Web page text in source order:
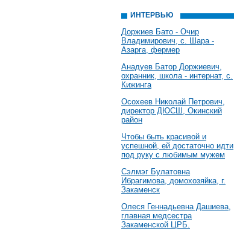
ИНТЕРВЬЮ
Доржиев Бато - Очир
Владимирович, с. Шара -
Азарга, фермер
Анадуев Батор Доржиевич,
охранник, школа - интернат, с.
Кижинга
Осохеев Николай Петрович,
директор ДЮСШ, Окинский
район
Чтобы быть красивой и
успешной, ей достаточно идти
под руку с любимым мужем
Сэлмэг Булатовна
Ибрагимова, домохозяйка, г.
Закаменск
Олеся Геннадьевна Дашиева,
главная медсестра
Закаменской ЦРБ.